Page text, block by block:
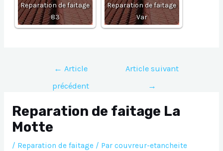
Reparation de faitage
83
Reparation de faitage
Var
Navigation
l’article
← Article
précédent
Article suivant
→
Reparation de faitage La
Motte
/ Reparation de faitage/ Par couvreur-etancheite